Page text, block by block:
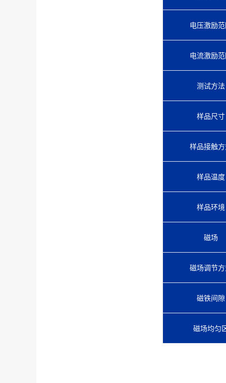
电压激励
电流激励
测试方法
样品尺寸
样品接触
样品温度
样品环境
磁场
磁场调节
磁铁间隙
磁场均匀